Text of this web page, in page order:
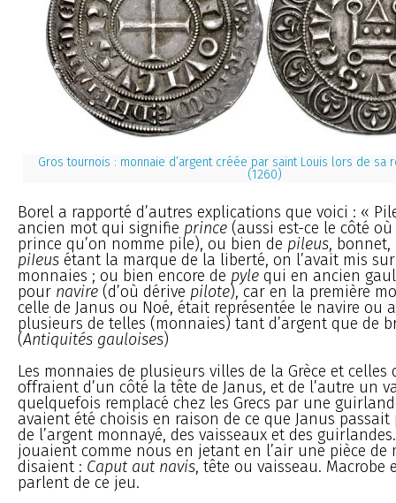
Gros tournois : monnaie d’argent créée par saint Louis lors de sa
(1260)
Borel a rapporté d’autres explications que voici : «
ancien mot qui signifie prince (aussi est-ce le côté
prince qu’on nomme pile), ou bien de pileus, bonnet,
piIeus étant la marque de la liberté, on l’avait mis
monnaies ; ou bien encore de pyle qui en ancien
pour navire (d’où dérive pilote), car en la première
celle de Janus ou Noé, était représentée le navire ou
plusieurs de telles (monnaies) tant d’argent que de
(Antiquités gauloises)
Les monnaies de plusieurs villes de la Grèce et celles
offraient d’un côté la tête de Janus, et de l’autre un
quelquefois remplacé chez les Grecs par une
avaient été choisis en raison de ce que Janus
de l’argent monnayé, des vaisseaux et des
jouaient comme nous en jetant en l’air une pièce de
disaient : Caput aut navis, tête ou vaisseau. Macrobe
parlent de ce jeu.